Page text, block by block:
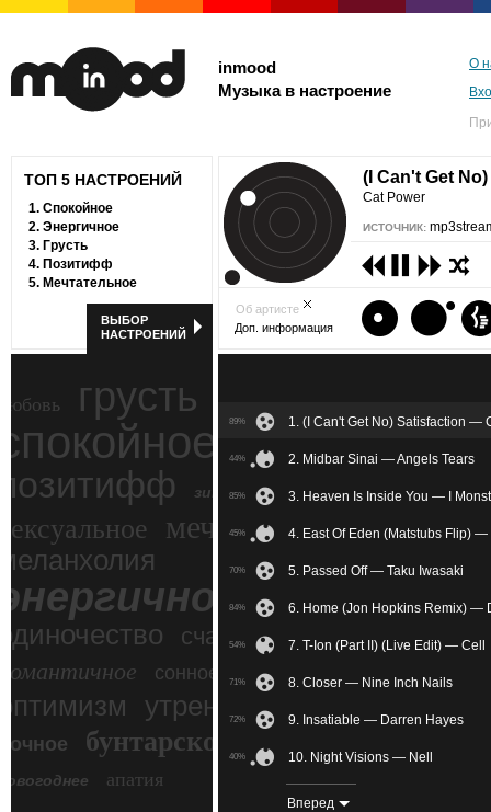
inmood
Музыка в настроение
О
ТОП 5 НАСТРОЕНИЙ
1. Спокойное
2. Энергичное
3. Грусть
4. Позитифф
5. Мечтательное
ВЫБОР
НАСТРОЕНИЙ
грусть
ностальгия
зимний экстрим
мечтательное
счастье
сонное
утреннее злость
бунтарское
беспокойное
апатия
(I Can't Get
Cat Power
ИСТОЧНИК:
Об артисте
Доп. информация
89% 1. (I Can't Get No) Satisfaction —
44% 2. Midbar Sinai — Angels Tears
85% 3. Heaven Is Inside You — I
45% 4. East Of Eden (Matstubs Flip) —
70% 5. Passed Off — Taku Iwasaki
84% 6. Home (Jon Hopkins Remix) —
54% 7. T-Ion (Part II) (Live Edit) — Cell
71% 8. Closer — Nine Inch Nails
72% 9. Insatiable — Darren Hayes
40% 10. Night Visions — Nell
11. Kai (Main Theme) — Kenji
Вперед